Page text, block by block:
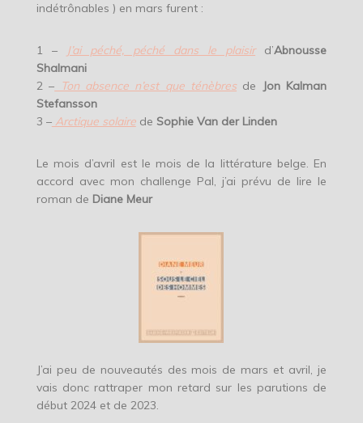
indétrônables ) en mars furent :
1 – J’ai péché, péché dans le plaisird’Abnousse
Shalmani
2 – Ton absence n’est que ténèbres de
Jon Kalman
Stefansson
3 –Arctique solairede Sophie Van der Linden
Le mois d’avril est le mois de la littérature belge. En
accord avec mon challenge Pal, j’ai prévu de lire le
roman de Diane Meur
J’ai peu de nouveautés des mois de mars et avril, je
vais donc rattraper mon retard sur les parutions de
début 2024 et de 2023.